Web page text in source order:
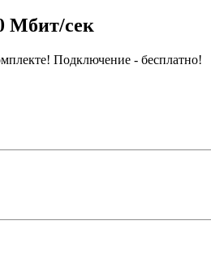
Мбит/сек
Подключение - бесплатно!